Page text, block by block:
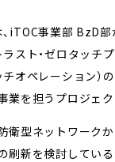
、iTOC事業部 BzD
ラスト・ゼロタッチ
チオペレーション）
業を担うプロジェク
衛型ネットワーク
刷新を検討している